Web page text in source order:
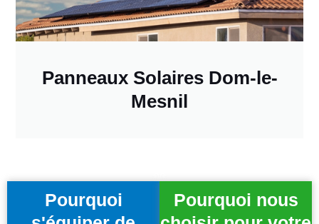
Panneaux Solaires Dom-le-
Mesnil
Pourquoi
Pourquoi nous